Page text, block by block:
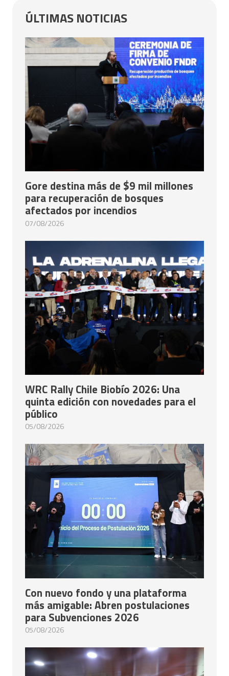
ÚLTIMAS NOTICIAS
Gore destina más de $9 mil millones
para recuperación de bosques
afectados por incendios
07/08/2026
WRC Rally Chile Biobío 2026: Una
quinta edición con novedades para el
público
05/08/2026
Con nuevo fondo y una plataforma
más amigable: Abren postulaciones
para Subvenciones 2026
05/08/2026